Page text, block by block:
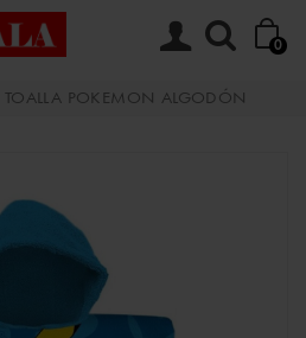
0
POKEMON ALGODÓN